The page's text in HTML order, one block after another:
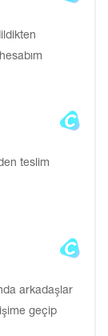
teslim
arkadaşlar
geçip